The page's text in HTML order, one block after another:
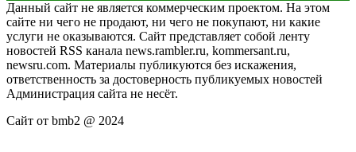
Данный сайт не является коммерческим проектом. На этом
сайте ни чего не продают, ни чего не покупают, ни какие
услуги не оказываются. Сайт представляет собой ленту
новостей RSS канала news.rambler.ru, kommersant.ru,
newsru.com. Материалы публикуются без искажения,
ответственность за достоверность публикуемых новостей
Администрация сайта не несёт.
Сайт от bmb2 @ 2024